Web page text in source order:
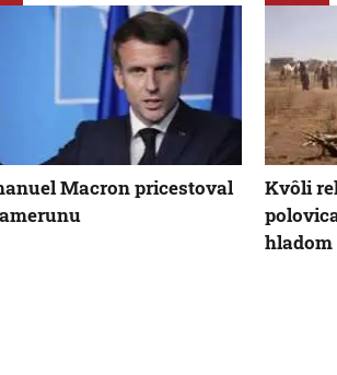
Macron pricestoval
Kvôli
hladom